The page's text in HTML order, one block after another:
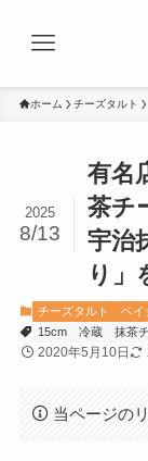
ホーム チーズタルト
有名
茶チ
宇治
り」
2025
8/13
チーズタルト
ベイ
15cm
冷蔵 抹茶
2020年5月10日
当ページの